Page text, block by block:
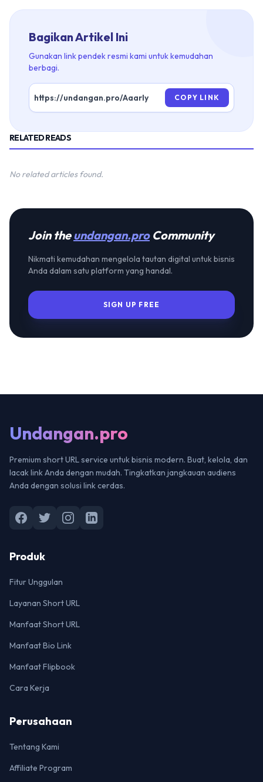
Bagikan Artikel Ini
Gunakan link pendek resmi kami untuk kemudahan
berbagi.
COPY LINK
RELATED READS
No related articles found.
Join theundangan.proCommunity
Nikmati kemudahan mengelola tautan digital untuk bisnis
Anda dalam satu platform yang handal.
SIGN UP FREE
Undangan.pro
Premium short URL service untuk bisnis modern. Buat, kelola, dan
lacak link Anda dengan mudah. Tingkatkan jangkauan audiens
Anda dengan solusi link cerdas.
Produk
Fitur Unggulan
Layanan Short URL
Manfaat Short URL
Manfaat Bio Link
Manfaat Flipbook
Cara Kerja
Perusahaan
Tentang Kami
Affiliate Program